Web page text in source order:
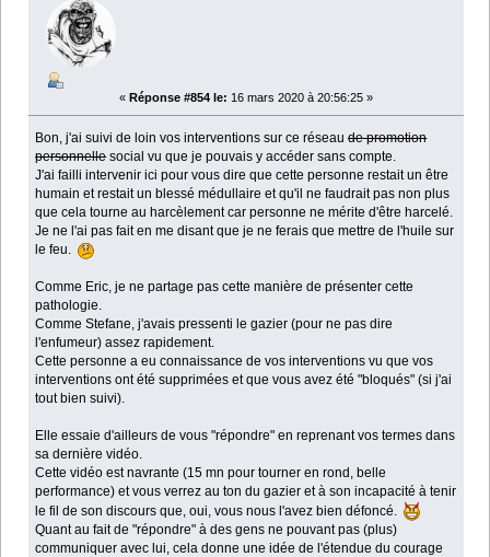
« Réponse #854 le: 16 mars 2020 à 20:56:25 »
Bon, j'ai suivi de loin vos interventions sur ce réseaude promotion
personnellesocial vu que je pouvais y accéder sans compte.
J'ai failli intervenir ici pour vous dire que cette personne restait un être
humain et restait un blessé médullaire et qu'il ne faudrait pas non plus
que cela tourne au harcèlement car personne ne mérite d'être harcelé.
Je ne l'ai pas fait en me disant que je ne ferais que mettre de l'huile sur
le feu.
Comme Eric, je ne partage pas cette manière de présenter cette
pathologie.
Comme Stefane, j'avais pressenti le gazier (pour ne pas dire
l'enfumeur) assez rapidement.
Cette personne a eu connaissance de vos interventions vu que vos
interventions ont été supprimées et que vous avez été "bloqués" (si j'ai
tout bien suivi).
Elle essaie d'ailleurs de vous "répondre" en reprenant vos termes dans
sa dernière vidéo.
Cette vidéo est navrante (15 mn pour tourner en rond, belle
performance) et vous verrez au ton du gazier et à son incapacité à tenir
le fil de son discours que, oui, vous nous l'avez bien défoncé.
Quant au fait de "répondre" à des gens ne pouvant pas (plus)
communiquer avec lui, cela donne une idée de l'étendue du courage